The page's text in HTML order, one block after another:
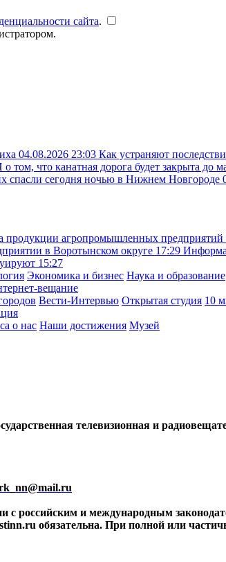
сайта.
04.08.2026 23:03 Как устраняют
том, что канатная дорога будет закрыта до
спасли сегодня ночью в Нижнем Новгороде
продукции агропромышленных
в Воротынском округе 17:29
15:27
Экономика и бизнес Наука и образование
вещание
Вести-Интервью Открытая студия 10
о нас Наши достижения Музей
телевизионная и
российским и международным
обязательна. При полной или